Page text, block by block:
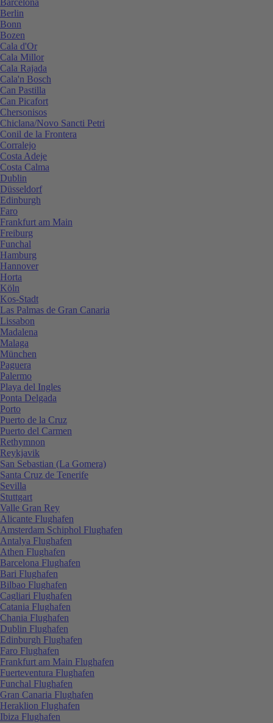
Berlin
Bonn
Bozen
Cala d'Or
Cala Millor
Cala Rajada
Cala'n Bosch
Can Pastilla
Can Picafort
Chersonisos
Chiclana/Novo Sancti Petri
Conil de la Frontera
Corralejo
Costa Adeje
Costa Calma
Dublin
Düsseldorf
Edinburgh
Faro
Frankfurt am Main
Freiburg
Funchal
Hamburg
Hannover
Horta
Köln
Kos-Stadt
Las Palmas de Gran Canaria
Lissabon
Madalena
Malaga
München
Paguera
Palermo
Playa del Ingles
Ponta Delgada
Porto
Puerto de la Cruz
Puerto del Carmen
Rethymnon
Reykjavik
San Sebastian (La Gomera)
Santa Cruz de Tenerife
Sevilla
Stuttgart
Valle Gran Rey
Alicante Flughafen
Amsterdam Schiphol Flughafen
Antalya Flughafen
Athen Flughafen
Barcelona Flughafen
Bari Flughafen
Bilbao Flughafen
Cagliari Flughafen
Catania Flughafen
Chania Flughafen
Dublin Flughafen
Edinburgh Flughafen
Faro Flughafen
Frankfurt am Main Flughafen
Fuerteventura Flughafen
Funchal Flughafen
Gran Canaria Flughafen
Heraklion Flughafen
Ibiza Flughafen